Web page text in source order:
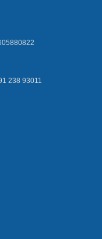
238 93011